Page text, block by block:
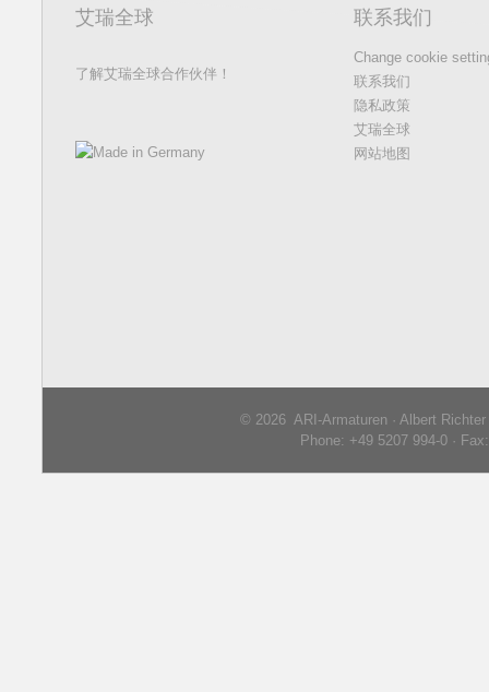
艾瑞全球
了解艾瑞全球合作伙伴！
联系我们
Change cookie
联系我们
隐私政策
艾瑞全球
网站地图
© 2026 ARI-Armaturen · Albert
Phone: +49 5207 994-0 ·